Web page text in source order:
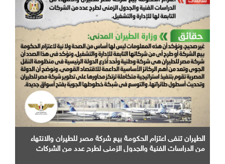
الطيران تنفى اعتزام الحكومة بيع شركة مصر للطيران والانتهاء
من الدراسات الفنية والجدول الزمني لطرح عدد من الشركات